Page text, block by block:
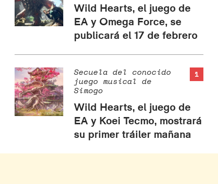
Wild Hearts, el juego de
EA y Omega Force, se
publicará el 17 de febrero
1
Secuela del conocido
juego musical de
Simogo
Wild Hearts, el juego de
EA y Koei Tecmo, mostrará
su primer tráiler mañana